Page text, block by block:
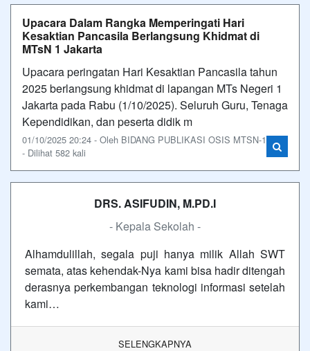
Upacara Dalam Rangka Memperingati Hari
Kesaktian Pancasila Berlangsung Khidmat di
MTsN 1 Jakarta
Upacara peringatan Hari Kesaktian Pancasila tahun
2025 berlangsung khidmat di lapangan MTs Negeri 1
Jakarta pada Rabu (1/10/2025). Seluruh Guru, Tenaga
Kependidikan, dan peserta didik m
01/10/2025 20:24 - Oleh BIDANG PUBLIKASI OSIS MTSN-1
- Dilihat 582 kali
DRS. ASIFUDIN, M.PD.I
- Kepala Sekolah -
Alhamdulillah, segala puji hanya milik Allah SWT
semata, atas kehendak-Nya kami bisa hadir ditengah
derasnya perkembangan teknologi informasi setelah
kami…
SELENGKAPNYA